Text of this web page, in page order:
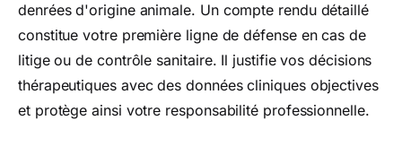
denrées d'origine animale. Un compte rendu détaillé
constitue votre première ligne de défense en cas de
litige ou de contrôle sanitaire. Il justifie vos décisions
thérapeutiques avec des données cliniques objectives
et protège ainsi votre responsabilité professionnelle.